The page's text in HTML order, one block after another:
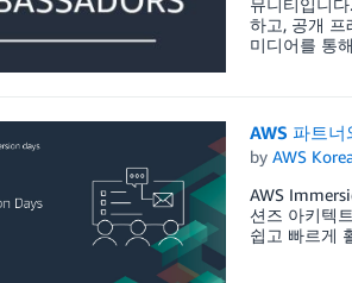
하고, 공개 프
미디어를 통
AWS 파트
by AWS
AWS
션즈 아키텍
쉽고 빠르게